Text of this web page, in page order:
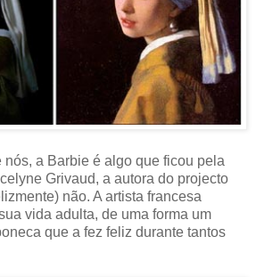
nós, a Barbie é algo que ficou pela
Grivaud, a autora do projecto
não. A artista francesa
vida adulta, de uma forma um
que a fez feliz durante tantos